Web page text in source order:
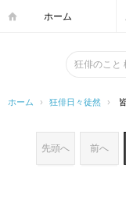
ホーム
ホーム › 狂俳日々徒然 ›
先頭へ 前へ